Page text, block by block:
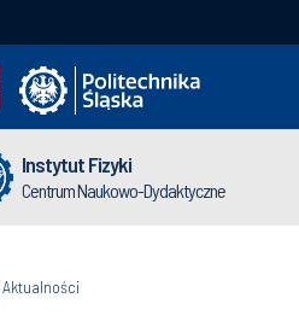
Instytut Fizyki
Centrum Naukowo-Dydaktyczne
Aktualności